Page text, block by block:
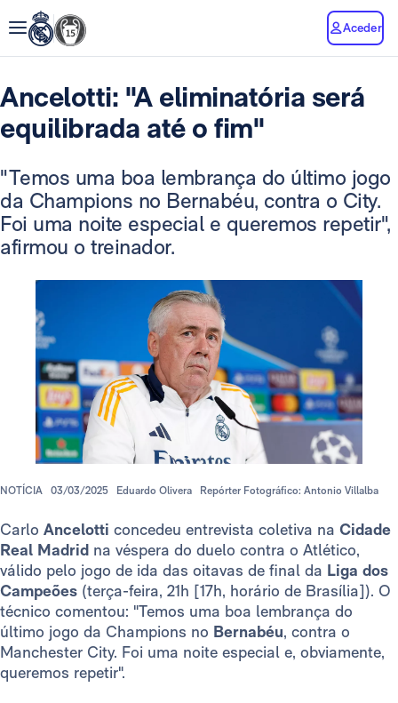
Aceder
Ancelotti: "A eliminatória será
equilibrada até o fim"
"Temos uma boa lembrança do último jogo
da Champions no Bernabéu, contra o City.
Foi uma noite especial e queremos repetir",
afirmou o treinador.
NOTÍCIA 03/03/2025 Eduardo Olivera Repórter Fotográfico: Antonio Villalba
Carlo Ancelotti concedeu entrevista coletiva na Cidade
Real Madrid na véspera do duelo contra o Atlético,
válido pelo jogo de ida das oitavas de final da Liga dos
Campeões (terça-feira, 21h [17h, horário de Brasília]). O
técnico comentou: "Temos uma boa lembrança do
último jogo da Champions no Bernabéu, contra o
Manchester City. Foi uma noite especial e, obviamente,
queremos repetir".